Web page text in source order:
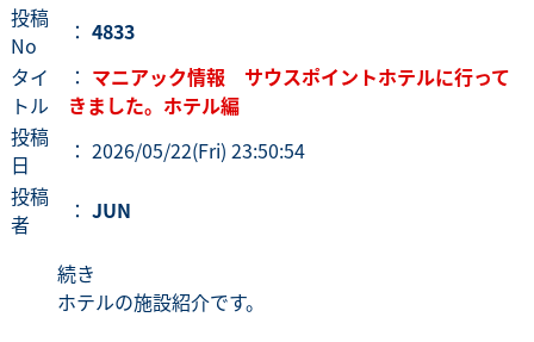
投稿
No
： 4833
タイ
トル
： マニアック情報 サウスポイントホテルに行って
きました。ホテル編
投稿
日
： 2026/05/22(Fri) 23:50:54
投稿
者
： JUN
続き
ホテルの施設紹介です。